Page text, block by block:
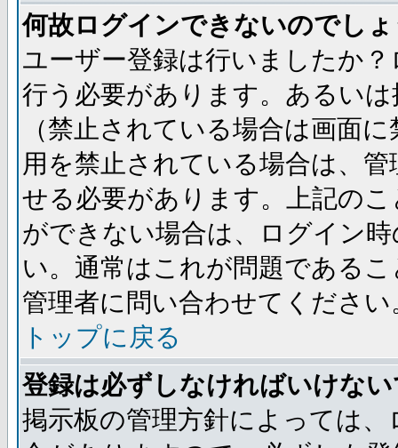
何故ログインできないのでし
ユーザー登録は行いましたか
行う必要があります。あるい
（禁止されている場合は画面
用を禁止されている場合は、
せる必要があります。上記の
ができない場合は、ログイン
い。通常はこれが問題である
管理者に問い合わせてください
トップに戻る
登録は必ずしなければいけな
掲示板の管理方針によっては